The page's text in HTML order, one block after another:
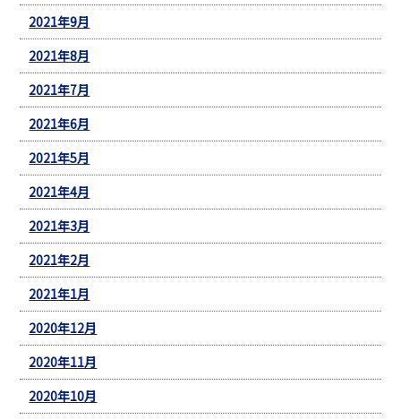
2021年9月
2021年8月
2021年7月
2021年6月
2021年5月
2021年4月
2021年3月
2021年2月
2021年1月
2020年12月
2020年11月
2020年10月